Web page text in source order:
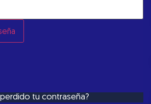
perdido tu contraseña?